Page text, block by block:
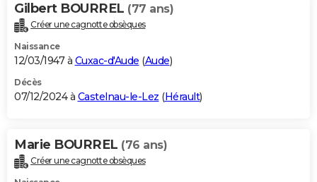
Gilbert BOURREL (77 ans)
Créer une cagnotte obsèques
Naissance
12/03/1947 à Cuxac-d'Aude (Aude)
Décès
07/12/2024 à Castelnau-le-Lez (Hérault)
Marie BOURREL (76 ans)
Créer une cagnotte obsèques